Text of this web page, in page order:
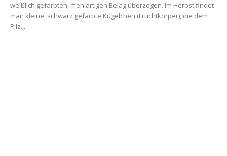
weißlich gefärbten, mehlartigen Belag überzogen. Im Herbst findet
man kleine, schwarz gefärbte Kügelchen (Fruchtkörper), die dem
Pilz...